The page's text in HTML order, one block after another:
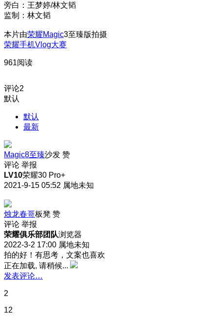
旁白：王梦婷/林文韬
监制：林文韬
本片由荣耀Magic3至臻版拍摄
荣耀手机Vlog大赛
961阅读
评论2
默认
默认
最新
Magic8至臻沙发 赞
评论 举报
LV10荣耀30 Pro+
2021-9-15 05:52 属地未知
烛龙春哥板凳 赞
评论 举报
荣耀俱乐部团队浏览器
2022-3-2 17:00 属地未知
拍的好！有思考，文案也喜欢
正在加载, 请稍候...
发表评论…
2
12